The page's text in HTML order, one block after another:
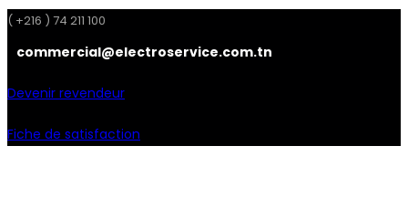
( +216 ) 74 211 100
commercial@electroservice.com.tn
Devenir revendeur
Fiche de satisfaction